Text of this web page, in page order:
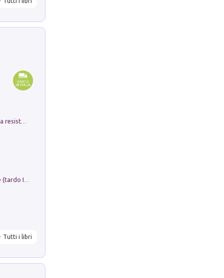
Memorial Santa Giulia. Sculture per la resistenza Monchio di Palagano
Tutti i libri